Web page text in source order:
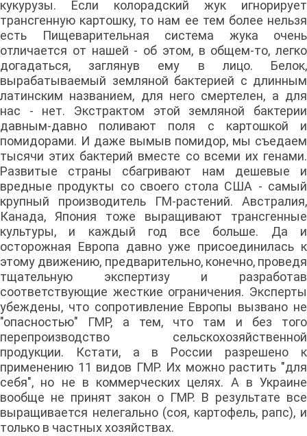
кукурузы. Если колорадский жук игнорирует
трансгенную картошку, то нам ее тем более нельзя
есть Пищеварительная система жука очень
отличается от нашей - об этом, в общем-то, легко
догадаться, заглянув ему в лицо. Белок,
вырабатываемый земляной бактерией с длинным
латинским названием, для него смертелен, а для
нас - нет. Экстрактом этой земляной бактерии
давным-давно поливают поля с картошкой и
помидорами. И даже вымыв помидор, мы съедаем
тысячи этих бактерий вместе со всеми их генами.
Развитые страны сбагривают нам дешевые и
вредные продукты со своего стола США - самый
крупный производитель ГМ-растений. Австралия,
Канада, Япония тоже выращивают трансгенные
культуры, и каждый год все больше. Да и
осторожная Европа давно уже присоединилась к
этому движению, предварительно, конечно, проведя
тщательную экспертизу и разработав
соответствующие жесткие ограничения. Эксперты
убеждены, что сопротивление Европы вызвано не
"опасностью" ГМР, а тем, что там и без того
перепроизводство сельскохозяйственной
продукции. Кстати, а в России разрешено к
применению 11 видов ГМР. Их можно растить "для
себя", но не в коммерческих целях. А в Украине
вообще не принят закон о ГМР. В результате все
выращивается нелегально (соя, картофель, рапс), и
только в частных хозяйствах.